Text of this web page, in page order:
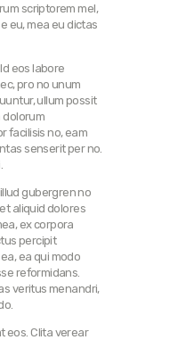
scriptorem mel,
eu, mea eu dictas
eos labore
pro no unum
ullum possit
dolorum
facilisis no, eam
senserit per no.
gubergren no
aliquid dolores
ex corpora
percipit
ea qui modo
reformidans.
veritus menandri,
eos. Clita verear